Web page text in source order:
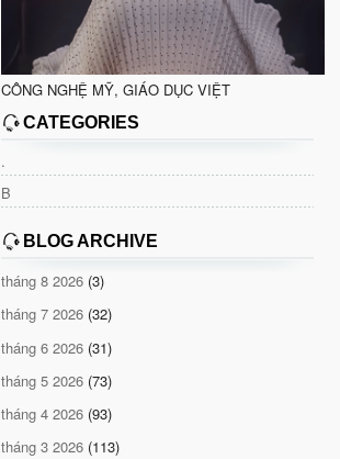
CÔNG NGHỆ MỸ, GIÁO DỤC VIỆT
CATEGORIES
.
B
BLOG ARCHIVE
tháng 8 2026 (3)
tháng 7 2026 (32)
tháng 6 2026 (31)
tháng 5 2026 (73)
tháng 4 2026 (93)
tháng 3 2026 (113)